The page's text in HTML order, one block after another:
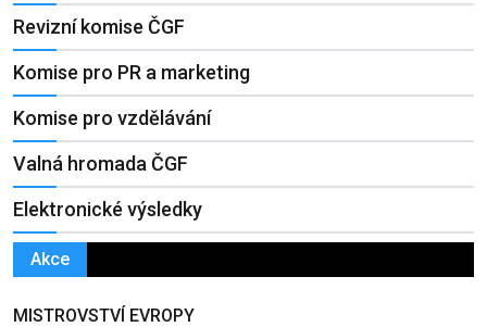
Revizní komise ČGF
Komise pro PR a marketing
Komise pro vzdělávání
Valná hromada ČGF
Elektronické výsledky
Akce
MISTROVSTVÍ EVROPY